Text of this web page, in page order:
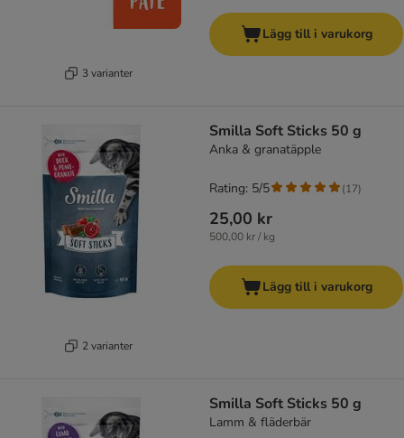
3 varianter
Lägg till i varukorg
2 varianter
Smilla Soft Sticks 50 g
Anka & granatäpple
25,00 kr
500,00 kr / kg
Rating: 5/5 (17)
Lägg till i varukorg
Smilla Soft Sticks 50 g
Lamm & fläderbär